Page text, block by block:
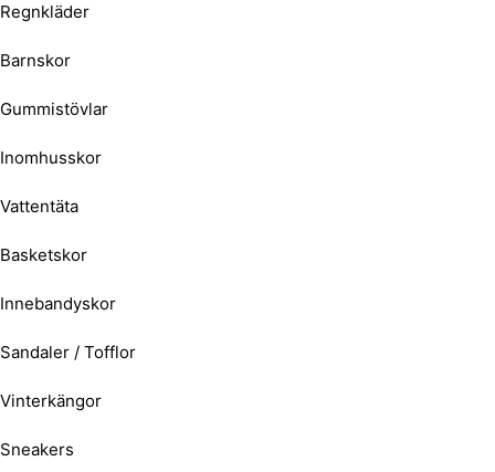
Regnkläder
Barnskor
Gummistövlar
Inomhusskor
Vattentäta
Basketskor
Innebandyskor
Sandaler / Tofflor
Vinterkängor
Sneakers